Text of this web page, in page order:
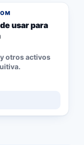
usar para
y otros activos